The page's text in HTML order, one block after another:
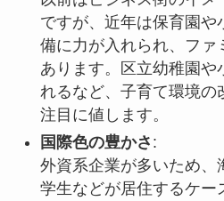
ですが、近年は保育園や
備に力が入れられ、ファ
あります。区立幼稚園や
れるなど、子育て環境の
注目に値します。
国際色の豊かさ :
外資系企業が多いため、
学生などが居住するケー